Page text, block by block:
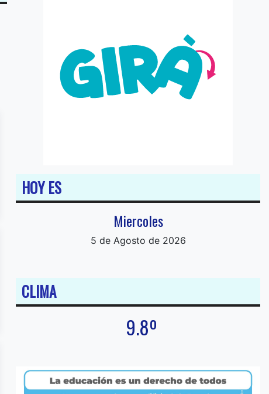
HOY ES
Miercoles
5 de Agosto de 2026
CLIMA
9.8º